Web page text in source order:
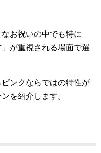
お祝いの中でも特に
」が重視される場面で選
ンクならではの特性が
を紹介します。